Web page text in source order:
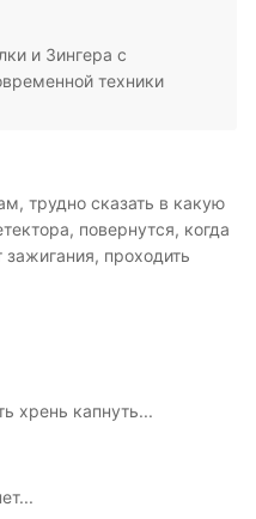
и Зингера с
техники
трудно сказать в какую
повернутся, когда
проходить
хрень капнуть...